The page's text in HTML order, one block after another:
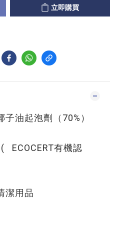
立即購買
起泡劑（70%）
ECOCERT有機認
用品